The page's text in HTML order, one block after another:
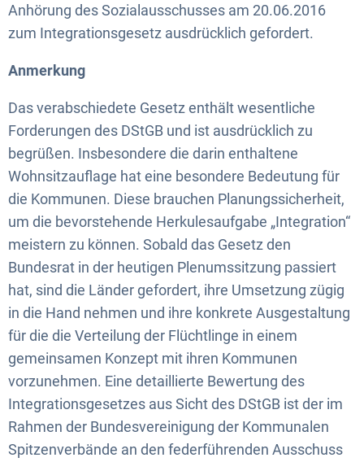
Anhörung des Sozialausschusses am 20.06.2016
zum Integrationsgesetz ausdrücklich gefordert.
Anmerkung
Das verabschiedete Gesetz enthält wesentliche
Forderungen des DStGB und ist ausdrücklich zu
begrüßen. Insbesondere die darin enthaltene
Wohnsitzauflage hat eine besondere Bedeutung für
die Kommunen. Diese brauchen Planungssicherheit,
um die bevorstehende Herkulesaufgabe „Integration“
meistern zu können. Sobald das Gesetz den
Bundesrat in der heutigen Plenumssitzung passiert
hat, sind die Länder gefordert, ihre Umsetzung zügig
in die Hand nehmen und ihre konkrete Ausgestaltung
für die die Verteilung der Flüchtlinge in einem
gemeinsamen Konzept mit ihren Kommunen
vorzunehmen. Eine detaillierte Bewertung des
Integrationsgesetzes aus Sicht des DStGB ist der im
Rahmen der Bundesvereinigung der Kommunalen
Spitzenverbände an den federführenden Ausschuss